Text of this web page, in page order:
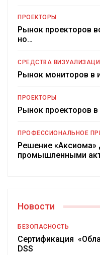
ПРОЕКТОРЫ
Рынок проекторов
но…
СРЕДСТВА
Рынок мониторов в
ПРОЕКТОРЫ
Рынок проекторов
ПРОФЕССИОНАЛЬНОЕ
Решение «Аксиома»
промышленными
Новости
БЕЗОПАСНОСТЬ
Сертификация
DSS